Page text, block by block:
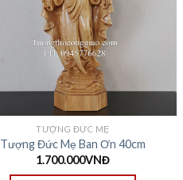
TƯỢNG ĐỨC MẸ
Tượng Đức Mẹ Ban Ơn 40cm
1.700.000VNĐ